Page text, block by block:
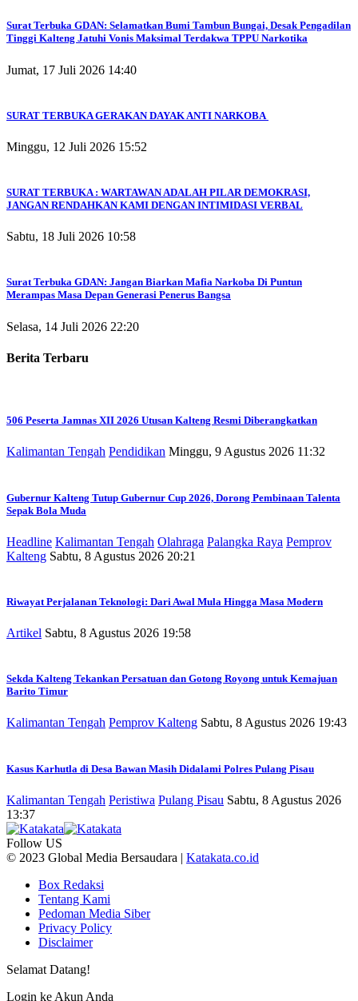
Surat Terbuka GDAN: Selamatkan Bumi Tambun Bungai, Desak Pengadilan
Tinggi Kalteng Jatuhi Vonis Maksimal Terdakwa TPPU Narkotika
Jumat, 17 Juli 2026 14:40
SURAT TERBUKA GERAKAN DAYAK ANTI NARKOBA
Minggu, 12 Juli 2026 15:52
SURAT TERBUKA : WARTAWAN ADALAH PILAR DEMOKRASI,
JANGAN RENDAHKAN KAMI DENGAN INTIMIDASI VERBAL
Sabtu, 18 Juli 2026 10:58
Surat Terbuka GDAN: Jangan Biarkan Mafia Narkoba Di Puntun
Merampas Masa Depan Generasi Penerus Bangsa
Selasa, 14 Juli 2026 22:20
Berita Terbaru
506 Peserta Jamnas XII 2026 Utusan Kalteng Resmi Diberangkatkan
Kalimantan Tengah Pendidikan Minggu, 9 Agustus 2026 11:32
Gubernur Kalteng Tutup Gubernur Cup 2026, Dorong Pembinaan Talenta
Sepak Bola Muda
Headline Kalimantan Tengah Olahraga Palangka Raya Pemprov
Kalteng Sabtu, 8 Agustus 2026 20:21
Riwayat Perjalanan Teknologi: Dari Awal Mula Hingga Masa Modern
Artikel Sabtu, 8 Agustus 2026 19:58
Sekda Kalteng Tekankan Persatuan dan Gotong Royong untuk Kemajuan
Barito Timur
Kalimantan Tengah Pemprov Kalteng Sabtu, 8 Agustus 2026 19:43
Kasus Karhutla di Desa Bawan Masih Didalami Polres Pulang Pisau
Kalimantan Tengah Peristiwa Pulang Pisau Sabtu, 8 Agustus 2026
13:37
Follow US
© 2023 Global Media Bersaudara | Katakata.co.id
Box Redaksi
Tentang Kami
Pedoman Media Siber
Privacy Policy
Disclaimer
Selamat Datang!
Login ke Akun Anda